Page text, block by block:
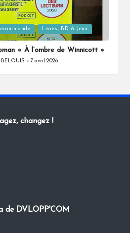
Livres, BD & Jeux
« À l’ombre de Winnicott »
BELOUIS 7 avril 2026
changez !
de DVLOPP'COM